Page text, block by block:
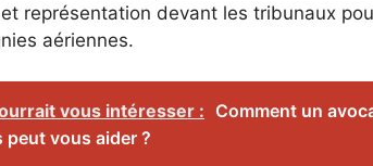
représentation devant les tribunaux
aériennes.
vous intéresser :
Comment un
peut vous aider ?